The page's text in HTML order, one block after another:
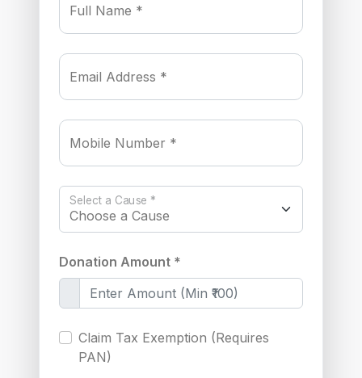
Full Name *
Email Address *
Mobile Number *
Select a Cause *
Donation Amount *
Claim Tax Exemption (Requires
PAN)